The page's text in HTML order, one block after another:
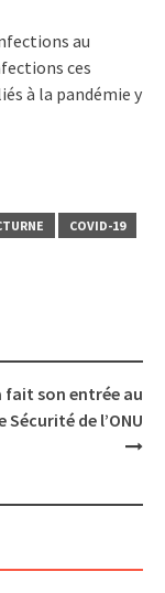
au
ces
à la pandémie y
COVID-19
fait son entrée au
Sécurité de l’ONU